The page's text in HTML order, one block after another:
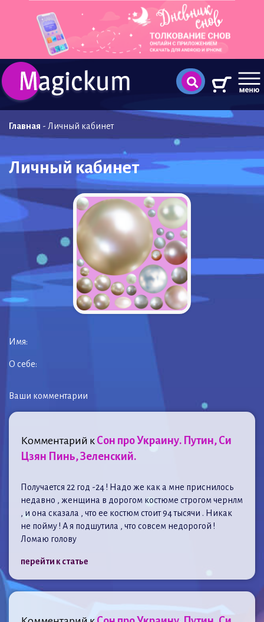
Главная - Личный кабинет
Личный кабинет
Имя:
О себе:
Ваши комментарии
Комментарий к Сон про Украину. Путин, Си
Цзян Пинь, Зеленский.
Получается 22 год -24 ! Надо же как а мне приснилось
недавно , женщина в дорогом костюме строгом чернлм
, и она сказала , что ее костюм стоит 94 тысячи . Никак
не пойму ! А я подшутила , что совсем недорогой !
Ломаю голову
перейти к статье